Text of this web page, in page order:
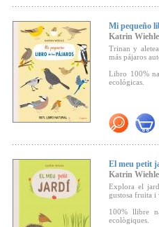
Mi pequeño
Katrin Wiehle
Trinan y
más pájaros
Libro 100%
ecológicas.
El meu petit
Katrin Wiehle
Explora el
gustosa fruita i
100% llibre
ecològiques.